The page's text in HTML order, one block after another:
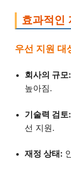
효과적인
우선 지원 대
회사의 규모:
높아짐.
기술력 검토:
선 지원.
재정 상태: